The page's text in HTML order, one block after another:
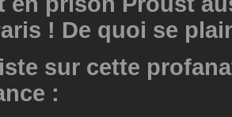
! De quoi se
sur cette
: